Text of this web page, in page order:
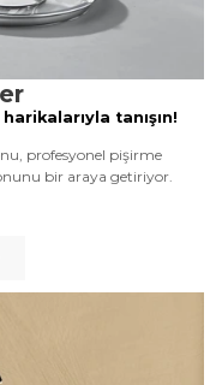
tanışın!
profesyonel pişirme
bir araya getiriyor.